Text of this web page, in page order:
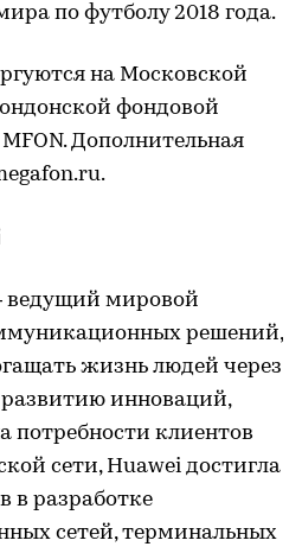
по футболу 2018 года.
на Московской
фондовой
Дополнительная
мировой
решений,
жизнь людей через
инноваций,
потребности клиентов
сети, Huawei достигла
в разработке
сетей, терминальных